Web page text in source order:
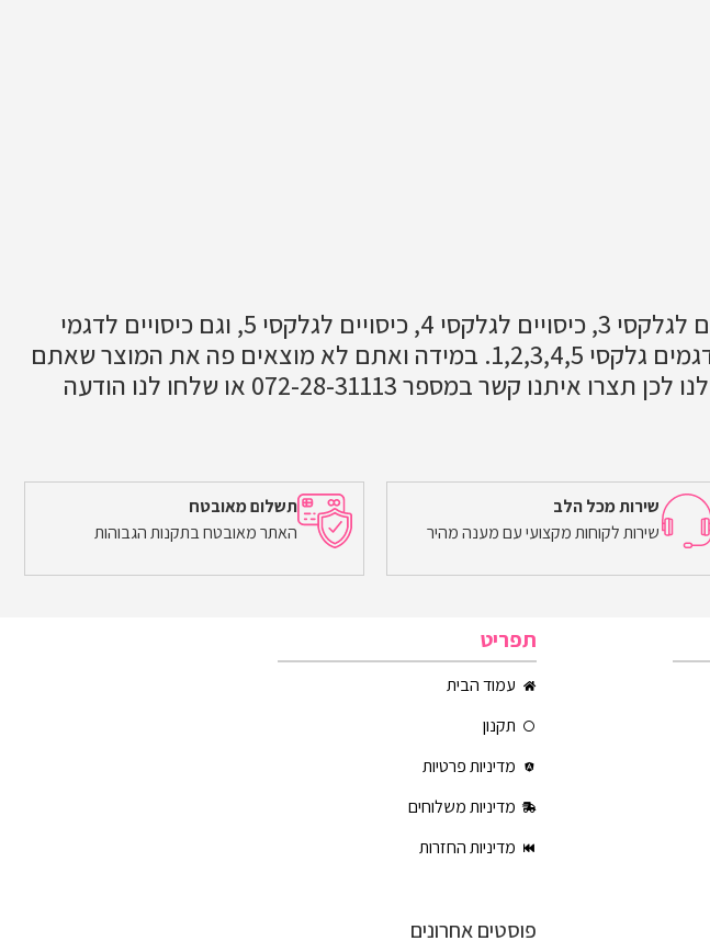
כיסויים לגלקסי 1 , כיסויים לגלקסי 2, כיסויים לגלקסי 3, כיסויים לגלקסי 4, כיסויים לגלקסי 5, וגם כיסויים לדגמי
המיני של המכשירים האלו, וגם מגני מסך לדגמים גלקסי 1,2,3,4,5. במידה ואתם לא מוצאים פה את המוצר שאתם
מחפשים בטוח תוכלו למצוא אותו בחנות שלנו לכן תצרו איתנו קשר במספר 072-28-31113 או שלחו לנו הודעה
שירות מכל הלב
שירות לקוחות מקצועי עם מענה מהיר
תשלום מאובטח
האתר מאובטח בתקנות הגבוהות
תפריט
עמוד הבית
תקנון
מדיניות פרטיות
מדיניות משלוחים
מדיניות החזרות
פוסטים אחרונים